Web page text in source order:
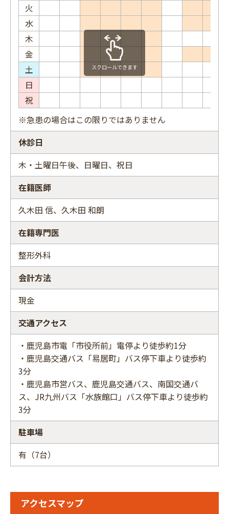
火
水
木
金
土
日
祝
スクロールできます
※急患の場合はこの限りではありません
休診日
木・土曜日午後、日曜日、祝日
在籍医師
久木田 信、久木田 和朗
在籍専門医
整形外科
会計方法
現金
交通アクセス
・鹿児島市電「市役所前」電停より徒歩約1分
・鹿児島交通バス「易居町」バス停下車より徒歩約
3分
・鹿児島市営バス、鹿児島交通バス、南国交通バ
ス、JR九州バス「水族館口」バス停下車より徒歩約
3分
駐車場
有（7台）
アクセスマップ